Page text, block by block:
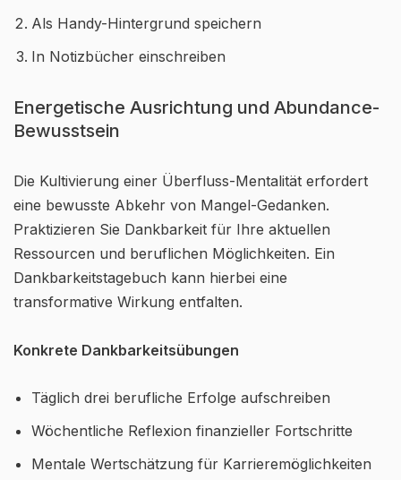
Als Handy-Hintergrund speichern
In Notizbücher einschreiben
Energetische Ausrichtung und Abundance-
Bewusstsein
Die Kultivierung einer Überfluss-Mentalität erfordert
eine bewusste Abkehr von Mangel-Gedanken.
Praktizieren Sie Dankbarkeit für Ihre aktuellen
Ressourcen und beruflichen Möglichkeiten. Ein
Dankbarkeitstagebuch kann hierbei eine
transformative Wirkung entfalten.
Konkrete Dankbarkeitsübungen
Täglich drei berufliche Erfolge aufschreiben
Wöchentliche Reflexion finanzieller Fortschritte
Mentale Wertschätzung für Karrieremöglichkeiten